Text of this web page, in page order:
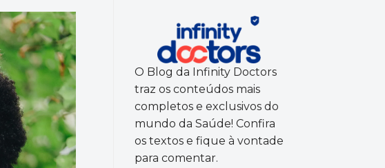
O Blog da Infinity Doctors
traz os conteúdos mais
completos e exclusivos do
mundo da Saúde! Confira
os textos e fique à vontade
para comentar.